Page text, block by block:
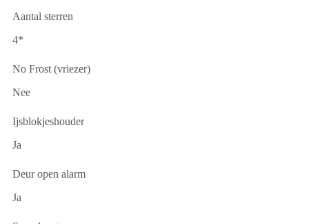
Aantal sterren
4*
No Frost (vriezer)
Nee
Ijsblokjeshouder
Ja
Deur open alarm
Ja